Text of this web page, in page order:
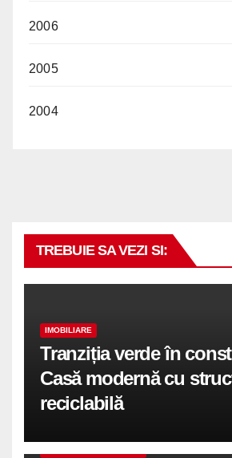
2006
2005
2004
TREBUIE SA VEZI SI:
IMOBILIARE
Tranziția verde în
Casă modernă cu
reciclabilă